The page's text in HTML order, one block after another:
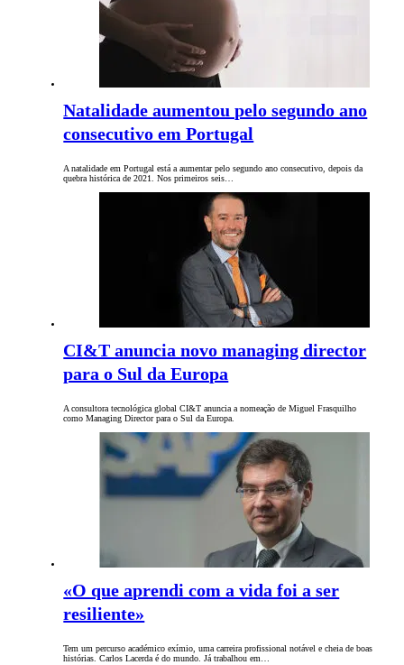
Natalidade aumentou pelo segundo ano
consecutivo em Portugal
A natalidade em Portugal está a aumentar pelo segundo ano consecutivo, depois da
quebra histórica de 2021. Nos primeiros seis…
CI&T anuncia novo managing director
para o Sul da Europa
A consultora tecnológica global CI&T anuncia a nomeação de Miguel Frasquilho
como Managing Director para o Sul da Europa.
«O que aprendi com a vida foi a ser
resiliente»
Tem um percurso académico exímio, uma carreira profissional notável e cheia de boas
histórias. Carlos Lacerda é do mundo. Já trabalhou em…